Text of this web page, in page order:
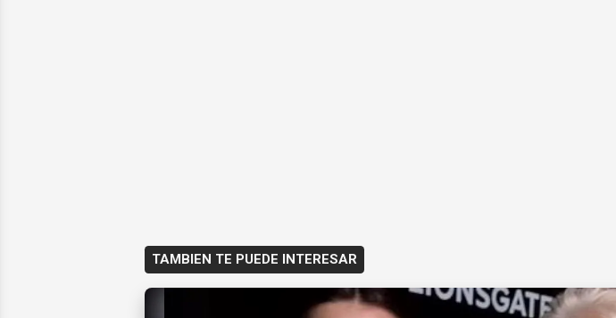
TAMBIEN TE PUEDE INTERESAR